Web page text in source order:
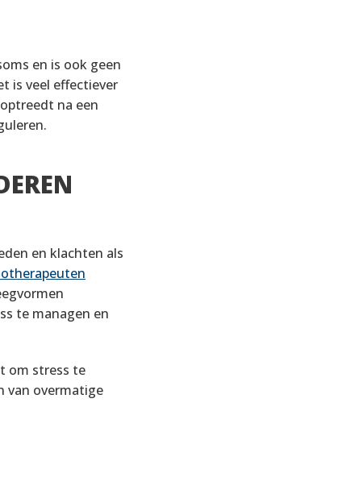
en is ook geen
is veel effectiever
na een
en klachten als
te managen en
om stress te
van overmatige